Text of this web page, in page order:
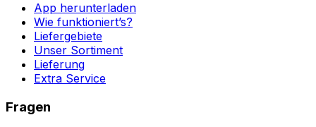
App herunterladen
Wie funktioniert’s?
Liefergebiete
Unser Sortiment
Lieferung
Extra Service
Fragen